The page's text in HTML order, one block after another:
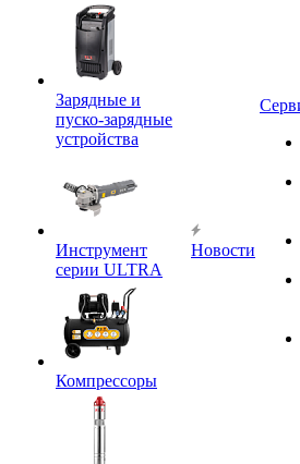
Зарядные и
пуско-зарядные
устройства
Инструмент
серии ULTRA
Компрессоры
Новости